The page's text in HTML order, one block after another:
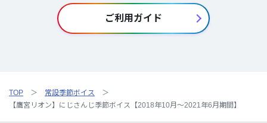
ご利用ガイド
TOP
常設季節ボイス
【鷹宮リオン】にじさんじ季節ボイス【2018年10月～2021年6月期間】